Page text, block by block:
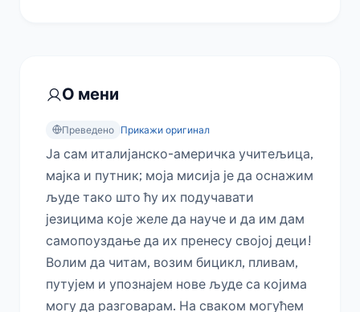
О мени
Преведено Прикажи оригинал
Ја сам италијанско-америчка учитељица,
мајка и путник; моја мисија је да оснажим
људе тако што ћу их подучавати
језицима које желе да науче и да им дам
самопоуздање да их пренесу својој деци!
Волим да читам, возим бицикл, пливам,
путујем и упознајем нове људе са којима
могу да разговарам. На сваком могућем